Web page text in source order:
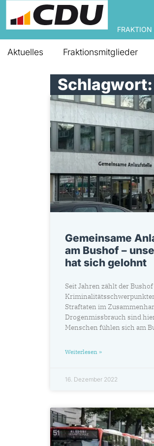
Aktuelles Fraktionsmitglieder
Gemeinsame
am Bushof –
hat sich gelohnt
Seit Jahren zählt der
Straftaten im
Drogenmissbrauch sind
Menschen fühlen sich am
Weiterlesen »
16. Dezember 2022